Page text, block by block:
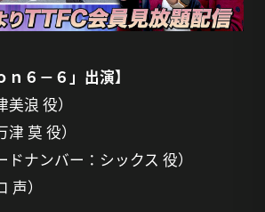
ｎ６－６」出演】
浪 役）
莫 役）
ナンバー：シックス 役）
）